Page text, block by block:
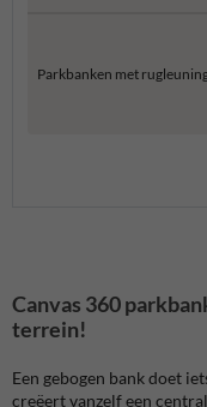
Parkbanken met
Canvas 360
terrein!
Een gebogen bank doet
creëert vanzelf een